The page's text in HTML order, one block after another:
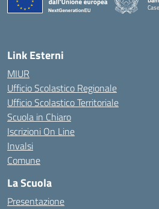
Link Esterni
MIUR
Ufficio Scolastico Regionale
Ufficio Scolastico Territoriale
Scuola in Chiaro
Iscrizioni On Line
Invalsi
Comune
La Scuola
Presentazione